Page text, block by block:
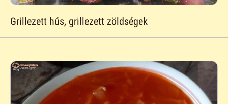
Grillezett hús, grillezett zöldségek